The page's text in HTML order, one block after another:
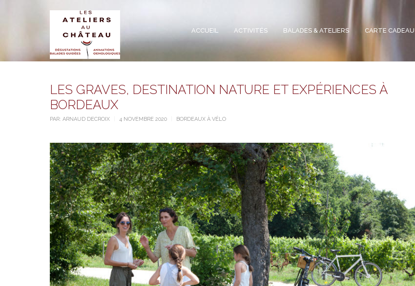
ACCUEIL ACTIVITÉS BALADES & ATELIERS CARTE CADEAU
LES GRAVES, DESTINATION NATURE ET EXPÉRIENCES À
BORDEAUX
PAR: ARNAUD DECROIX 4 NOVEMBRE 2020 BORDEAUX À VÉLO